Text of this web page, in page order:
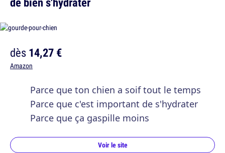
dès14,27 €
Amazon
Parce que ton chien a soif tout le temps
Parce que c'est important de s'hydrater
Parce que ça gaspille moins
Voir le site